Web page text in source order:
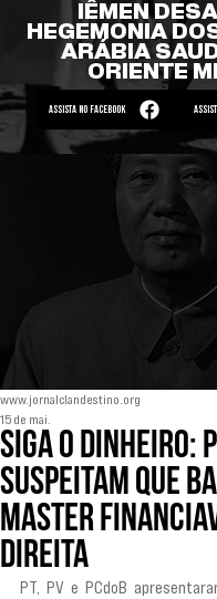
IÊMEN
HEGEMONIA
ARÁBIA
ORIENTE
ASSISTA NO FACEBOOK
Siga o dinheiro:
suspeitam que
Master
direita
www.jornalclandestino.org
15 de mai.
PT, PV e PCdoB